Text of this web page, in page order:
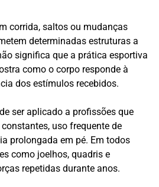
corrida, saltos ou mudanças
determinadas estruturas a
significa que a prática esportiva
como o corpo responde à
dos estímulos recebidos.
ser aplicado a profissões que
uso frequente de
prolongada em pé. Em todos
como joelhos, quadris e
repetidas durante anos.